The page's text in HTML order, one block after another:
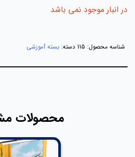
در انبار موجود نمی باشد
شناسه محصول: 115 دسته: بسته آموزشی
محصولات